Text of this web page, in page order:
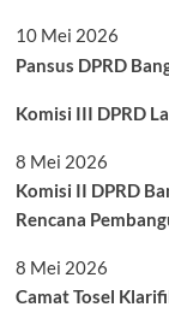
10 Mei 2026
Pansus DPRD
Komisi III DPRD
8 Mei 2026
Komisi II DPRD
Rencana
8 Mei 2026
Camat Tosel